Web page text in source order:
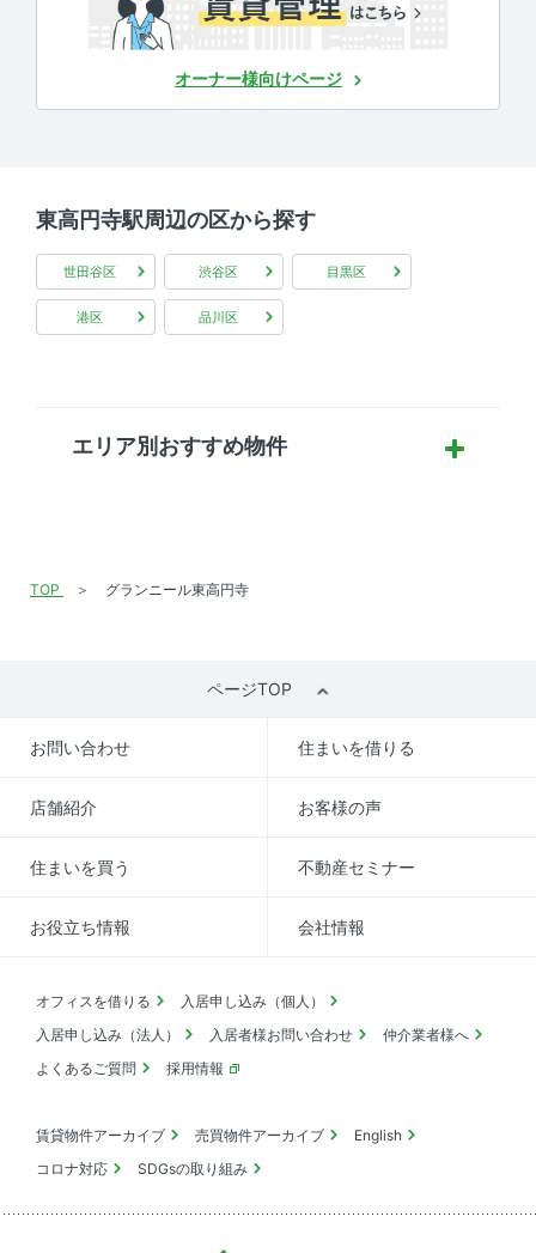
オーナー様向けページ
東高円寺駅周辺の区から探す
世田谷区 渋谷区 目黒区
港区 品川区
エリア別おすすめ物件
TOP グランニール東高円寺
ページTOP
お問い合わせ 住まいを借りる
店舗紹介 お客様の声
住まいを買う 不動産セミナー
お役立ち情報 会社情報
オフィスを借りる
入居申し込み（個人）
入居申し込み（法人）
入居者様お問い合わせ
仲介業者様へ
よくあるご質問
採用情報
賃貸物件アーカイブ 売買物件アーカイブ
English
コロナ対応
SDGsの取り組み